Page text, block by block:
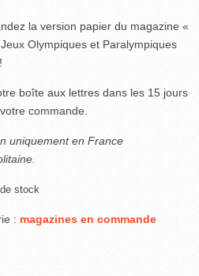
la version papier du magazine «
Olympiques et Paralympiques
boîte aux lettres dans les 15 jours
commande.
uniquement en France
stock
: magazines en commande